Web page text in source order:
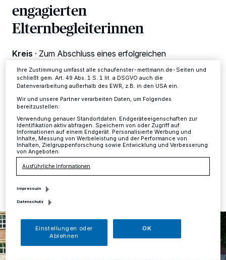
engagierten
Elternbegleiterinnen
Kreis · Zum Abschluss eines erfolgreichen
Elternseminare und Elternbegleitungen des
Kreisintegrationszentrums Mettmann die Ausstellung
Kunstpalast. Die Ausstellung bietet zahlreiche Ideen
und Denkanstöße und würdigt Mütter auf humorvolle
wie auch nachdenkliche Art.
14.07.2025 , 15:24 Uhr
Zwecke. Wenn Tracker deaktiviert sind, sind manche Inhalte und
Anzeigen möglicherweise nicht mehr so relevant für Sie. Sie können
dieses Menü jederzeit wieder aufrufen, um Ihre Einstellungen zu
ändern oder Ihre Einwilligung zu widerrufen, indem Sie auf den Link
Ihre Einstellungen gelten innerhalb unseres Website. Weitere
Informationen finden Sie in unserer Datenschutzerklärung.
Ihre Zustimmung umfasst alle schaufenster-mettmann.de-Seiten und
schließt gem. Art. 49 Abs. 1 S. 1 lit. a DSGVO auch die
Datenverarbeitung außerhalb des EWR, z.B. in den USA ein.
Wir und unsere Partner verarbeiten Daten, um Folgendes
bereitzustellen:
Verwendung genauer Standortdaten. Endgeräteeigenschaften zur
Identifikation aktiv abfragen. Speichern von oder Zugriff auf
Informationen auf einem Endgerät. Personalisierte Werbung und
Inhalte, Messung von Werbeleistung und der Performance von
Inhalten, Zielgruppenforschung sowie Entwicklung und Verbesserung
von Angeboten.
Ausführliche Informationen
Impressum
Datenschutz
Einstellungen oder
Ablehnen
OK